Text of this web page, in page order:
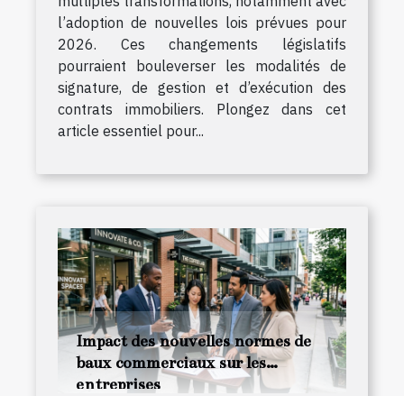
l’adoption de nouvelles lois prévues pour
2026. Ces changements législatifs
pourraient bouleverser les modalités de
signature, de gestion et d’exécution des
contrats immobiliers. Plongez dans cet
article essentiel pour...
Impact des nouvelles normes de
baux commerciaux sur les
entreprises